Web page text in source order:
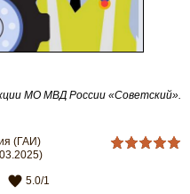
МО МВД России «Советский».
(ГАИ)
5.0/1